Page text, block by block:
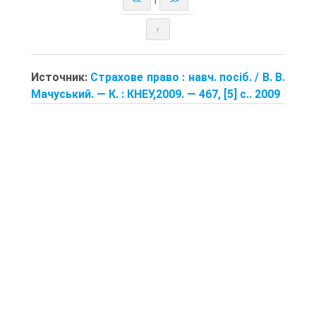
↑
Источник: Страхове право : навч. посіб. / В. В.
Мачуський. — К. : КНЕУ,2009. — 467, [5] с.. 2009